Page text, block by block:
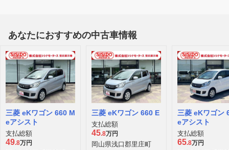
あなたにおすすめの中古車情報
三菱 eKワゴン 660 M
eアシスト
支払総額
49.8万円
三菱 eKワゴン 660 E
支払総額
45.8万円
岡山県浅口郡里庄町
三菱 eKワゴン
eアシスト
支払総額
65.8万円